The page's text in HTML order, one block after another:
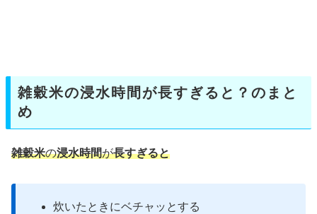
雑穀米の浸水時間が長すぎると？のまと
め
雑穀米の浸水時間が長すぎると
炊いたときにベチャッとする